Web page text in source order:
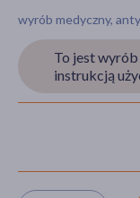
Hitwyrób medyczny,
To jest wyrób
instrukcją